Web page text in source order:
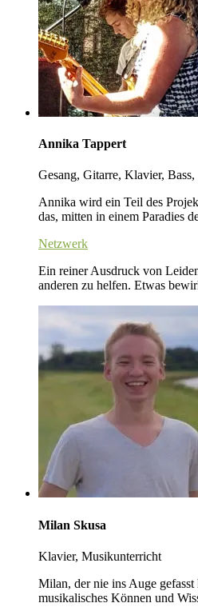
Annika Tappert
Gesang, Gitarre, Klavier,
Annika wird ein Teil des
das, mitten in einem Paradies
Netzwerk
Ein reiner Ausdruck von
anderen zu helfen. Etwas
Milan Skusa
Klavier, Musikunterricht
Milan, der nie ins Auge
musikalisches Können und